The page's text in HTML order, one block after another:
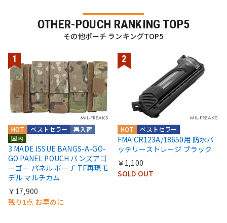
OTHER-POUCH RANKING TOP5
その他ポーチ ランキングTOP5
国内
再入荷
ベストセラー
HOT
3 MADE ISSUE BANGS-A-GO-
GO PANEL POUCH バンズアゴ
ーゴー パネル ポーチ TF再現モ
デル マルチカム
￥17,900
残り1点 お早めに
ベストセラー
HOT
FMA CR123A/18650用 防水バ
ッテリーストレージ ブラック
￥1,100
SOLD OUT